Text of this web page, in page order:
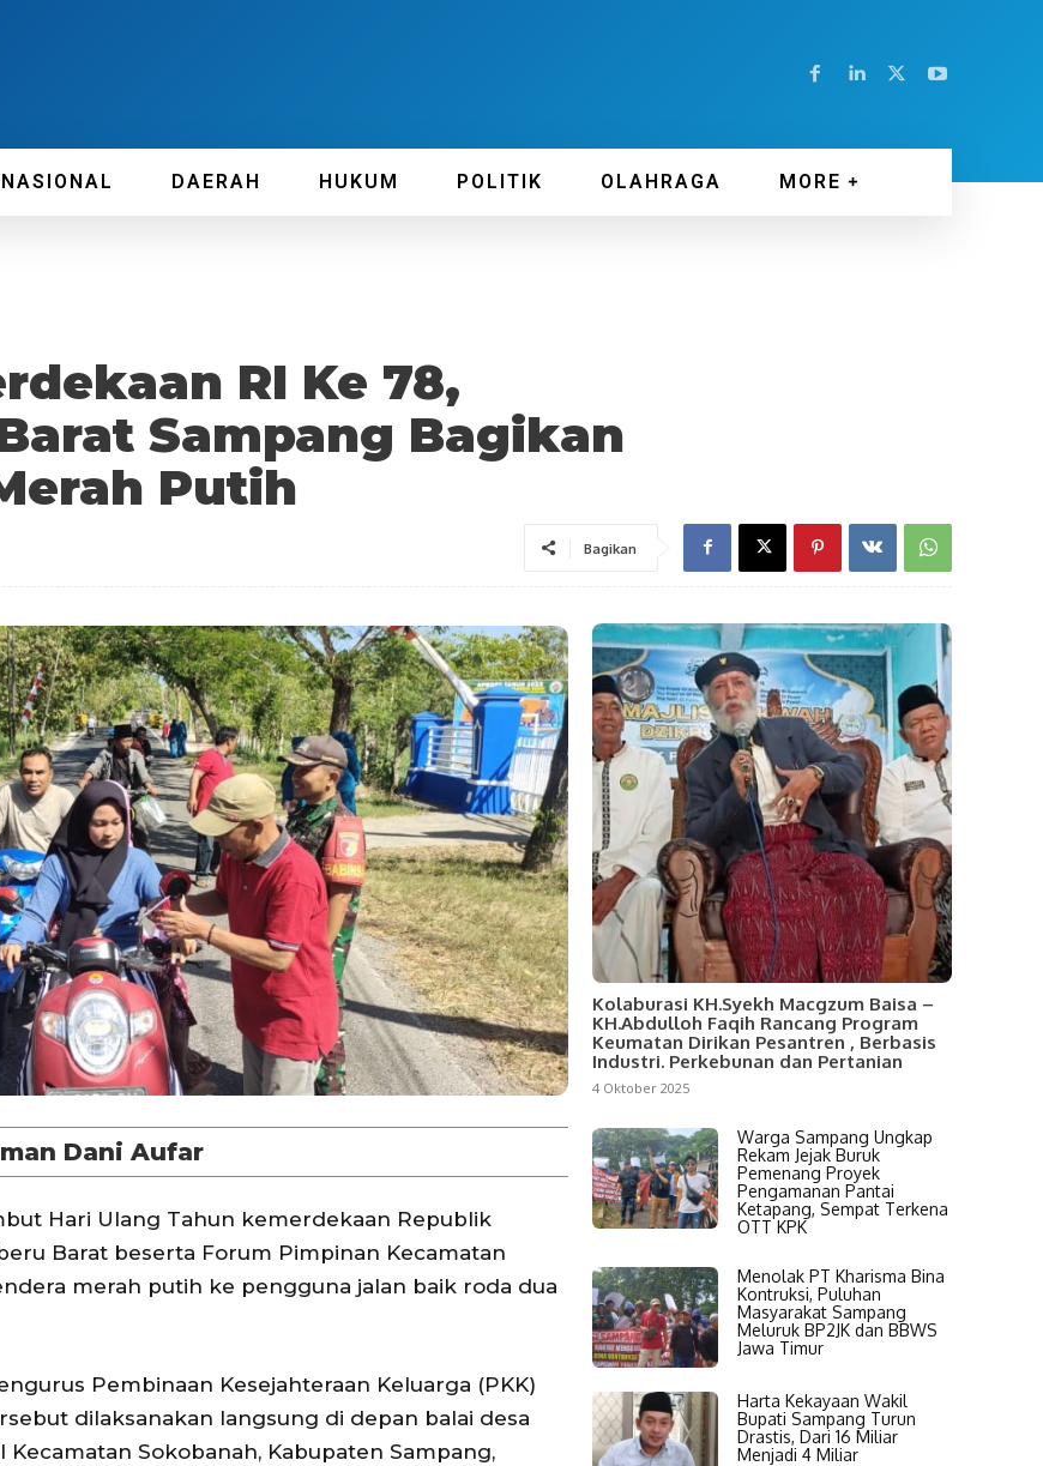
DAERAH HUKUM POLITIK OLAHRAGA MORE
RI Ke 78,
Sampang Bagikan
Putih
Bagikan
Dani Aufar
Hari Ulang Tahun kemerdekaan Republik
Barat beserta Forum Pimpinan Kecamatan
merah putih ke pengguna jalan baik roda dua
Pembinaan Kesejahteraan Keluarga (PKK)
dilaksanakan langsung di depan balai desa
Sokobanah, Kabupaten Sampang,
Kolaburasi KH.Syekh Macgzum Baisa –
KH.Abdulloh Faqih Rancang Program
Keumatan Dirikan Pesantren , Berbasis
Industri. Perkebunan dan Pertanian
4 Oktober 2025
Warga Sampang Ungkap
Rekam Jejak Buruk
Pemenang Proyek
Pengamanan Pantai
Ketapang, Sempat Terkena
OTT KPK
Menolak PT Kharisma Bina
Kontruksi, Puluhan
Masyarakat Sampang
Meluruk BP2JK dan BBWS
Jawa Timur
Harta Kekayaan Wakil
Bupati Sampang Turun
Drastis, Dari 16 Miliar
Menjadi 4 Miliar